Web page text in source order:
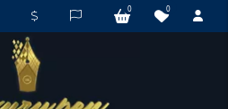
0
0